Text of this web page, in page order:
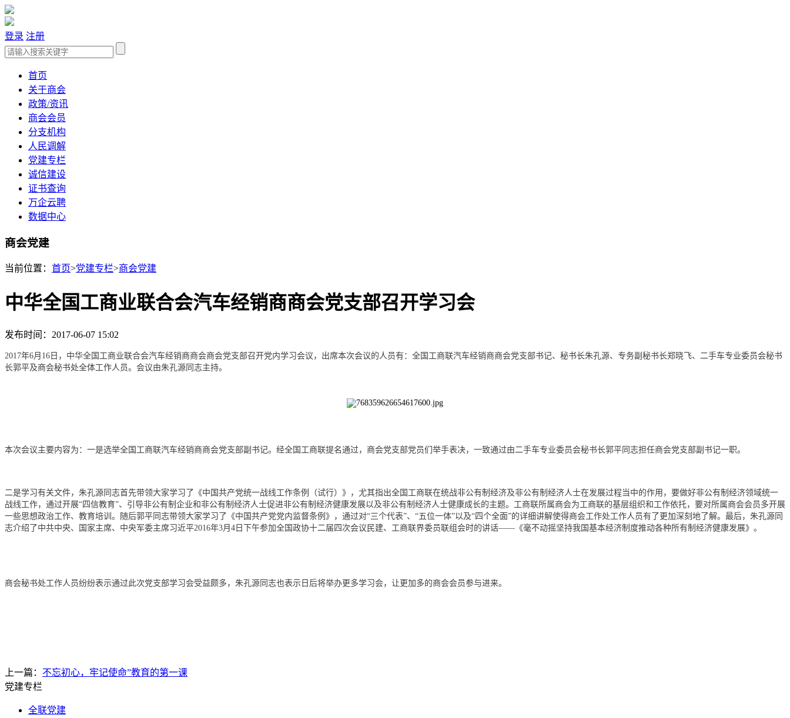
登录 注册
首页
关于商会
政策/资讯
商会会员
分支机构
人民调解
党建专栏
诚信建设
证书查询
万企云聘
数据中心
商会党建
当前位置： 首页>党建专栏>商会党建
中华全国工商业联合会汽车经销商商会党支部召开学习会
发布时间：2017-06-07 15:02
2017年6月16日，中华全国工商业联合会汽车经销商商会商会党支部召开党内学习会议，出席本次会议的人员有：全国工商联汽车经销商商会党支部书记、秘书长朱孔源、专务副秘书长郑晓飞、二手车专业委员会秘书
长郭平及商会秘书处全体工作人员。会议由朱孔源同志主持。
本次会议主要内容为：一是选举全国工商联汽车经销商商会党支部副书记。 经全国工商联提名通过，商会党支部党员们举手表决，一致通过由二手车专业委员会秘书长郭平同志担任商会党支部副书记一职。
二是学习有关文件，朱孔源同志首先带领大家学习了《中国共产党统一战线工作条例（试行）》，尤其指出全国工商联在统战非公有制经济及非公有制经济人士在发展过程当中的作用，要做好非公有制经济领域统一
战线工作，通过开展“四信教育”、引导非公有制企业和非公有制经济人士促进非公有制经济健康发展以及非公有制经济人士健康成长的主题。工商联所属商会为工商联的基层组织和工作依托，要对所属商会会员多开展
一些思想政治工作、教育培训。随后郭平同志带领大家学习了《中国共产党党内监督条例》，通过对“三个代表”、“五位一体”以及“四个全面”的详细讲解使得商会工作处工作人员有了更加深刻地了解。最后，朱孔源同
志介绍了中共中央、国家主席、中央军委主席习近平2016年3月4日下午参加全国政协十二届四次会议民建、工商联界委员联组会时的讲话——《毫不动摇坚持我国基本经济制度推动各种所有制经济健康发展》。
商会秘书处工作人员纷纷表示通过此次党支部学习会受益颇多，朱孔源同志也表示日后将举办更多学习会，让更加多的商会会员参与进来。
上一篇： 不忘初心，牢记使命”教育的第一课
党建专栏
全联党建